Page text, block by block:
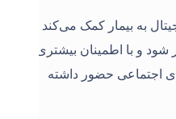
به بیمار کمک می‌کند
شود و با اطمینان بیشتری
اجتماعی حضور داشته